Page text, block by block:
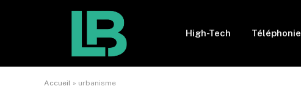
High-Tech Téléphonie
Accueil » urbanisme